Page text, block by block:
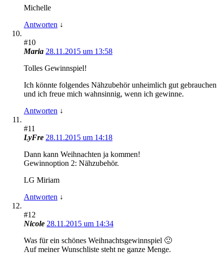
Michelle
Antworten ↓
#10
Maria 28.11.2015 um 13:58
Tolles Gewinnspiel!
Ich könnte folgendes Nähzubehör unheimlich gut gebrauchen
und ich freue mich wahnsinnig, wenn ich gewinne.
Antworten ↓
#11
LyFre 28.11.2015 um 14:18
Dann kann Weihnachten ja kommen!
Gewinnoption 2: Nähzubehör.
LG Miriam
Antworten ↓
#12
Nicole 28.11.2015 um 14:34
Was für ein schönes Weihnachtsgewinnspiel 🙂
Auf meiner Wunschliste steht ne ganze Menge.